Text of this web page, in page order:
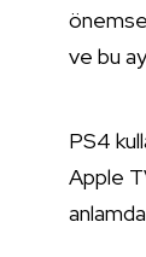
ve bu
PS4
Apple